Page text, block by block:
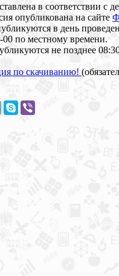
в соответствии с
опубликована на сайте
в день
00 по местному времени.
не позднее
по скачиванию!